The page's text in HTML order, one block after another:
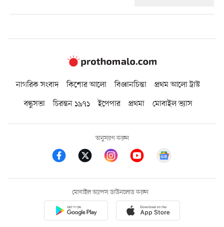
নাগরিক সংবাদ কিশোর আলো বিজ্ঞানচিন্তা
প্রথম আলো ট্রাস্ট
বন্ধুসভা
চিরন্তন ১৯৭১ ইপেপার প্রথমা মোবাইল ভ্যাস
অনুসরণ করুন
মোবাইল অ্যাপস ডাউনলোড করুন